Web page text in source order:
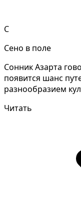
С
Сено в поле
Сонник Азарта
появится шанс
разнообразием
Читать